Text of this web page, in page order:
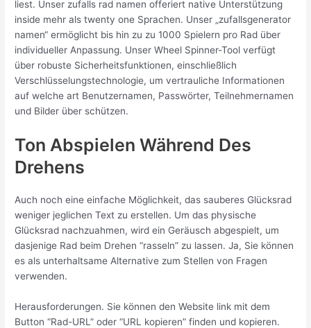
liest. Unser zufalls rad namen offeriert native Unterstützung
inside mehr als twenty one Sprachen. Unser „zufallsgenerator
namen“ ermöglicht bis hin zu zu 1000 Spielern pro Rad über
individueller Anpassung. Unser Wheel Spinner-Tool verfügt
über robuste Sicherheitsfunktionen, einschließlich
Verschlüsselungstechnologie, um vertrauliche Informationen
auf welche art Benutzernamen, Passwörter, Teilnehmernamen
und Bilder über schützen.
Ton Abspielen Während Des
Drehens
Auch noch eine einfache Möglichkeit, das sauberes Glücksrad
weniger jeglichen Text zu erstellen. Um das physische
Glücksrad nachzuahmen, wird ein Geräusch abgespielt, um
dasjenige Rad beim Drehen “rasseln” zu lassen. Ja, Sie können
es als unterhaltsame Alternative zum Stellen von Fragen
verwenden.
Herausforderungen. Sie können den Website link mit dem
Button “Rad-URL” oder “URL kopieren” finden und kopieren.